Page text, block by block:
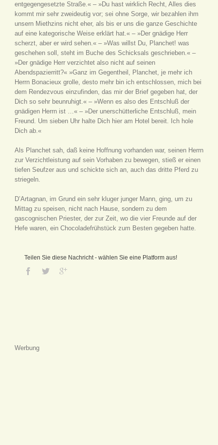
entgegengesetzte Straße.« – »Du hast wirklich Recht, Alles dies
kommt mir sehr zweideutig vor; sei ohne Sorge, wir bezahlen ihm
unsern Miethzins nicht eher, als bis er uns die ganze Geschichte
auf eine kategorische Weise erklärt hat.« – »Der gnädige Herr
scherzt, aber er wird sehen.« – »Was willst Du, Planchet! was
geschehen soll, steht im Buche des Schicksals geschrieben.« –
»Der gnädige Herr verzichtet also nicht auf seinen
Abendspazierritt?« »Ganz im Gegentheil, Planchet, je mehr ich
Herrn Bonacieux grolle, desto mehr bin ich entschlossen, mich bei
dem Rendezvous einzufinden, das mir der Brief gegeben hat, der
Dich so sehr beunruhigt.« – »Wenn es also des Entschluß der
gnädigen Herrn ist …« – »Der unerschütterliche Entschluß, mein
Freund. Um sieben Uhr halte Dich hier am Hotel bereit. Ich hole
Dich ab.«
Als Planchet sah, daß keine Hoffnung vorhanden war, seinen Herrn
zur Verzichtleistung auf sein Vorhaben zu bewegen, stieß er einen
tiefen Seufzer aus und schickte sich an, auch das dritte Pferd zu
striegeln.
D’Artagnan, im Grund ein sehr kluger junger Mann, ging, um zu
Mittag zu speisen, nicht nach Hause, sondern zu dem
gascognischen Priester, der zur Zeit, wo die vier Freunde auf der
Hefe waren, ein Chocoladefrühstück zum Besten gegeben hatte.
Teilen Sie diese Nachricht - wählen Sie eine Platform aus!
Werbung